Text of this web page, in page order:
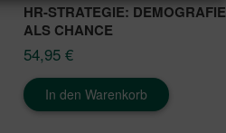
HR-STRATEGIE: DEMOGRAFIE
ALS CHANCE
54,95 €
In den Warenkorb